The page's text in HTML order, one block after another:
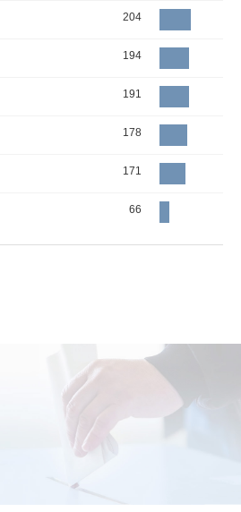
204
194
191
178
171
66